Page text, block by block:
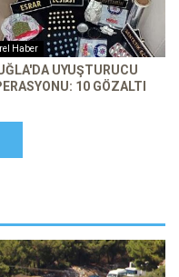
Haber
UYUŞTURUCU
10 GÖZALTI